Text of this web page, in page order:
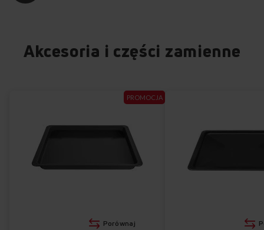
+ +
Łatwy demontaż drzwi
+
Przepisy na drzwiach
Zobacz w aranżacji
Akcesoria i części zamienne
PROMOCJA
Porównaj